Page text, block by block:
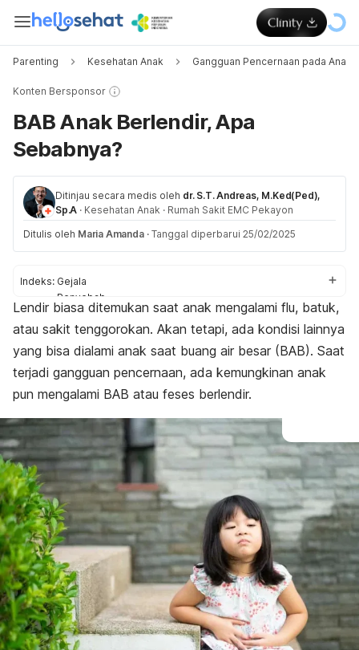
Parenting Kesehatan Anak Gangguan Pencernaan pada Anak
Konten Bersponsor
BAB Anak Berlendir, Apa
Sebabnya?
Ditinjau secara medis oleh dr. S.T. Andreas, M.Ked(Ped),
Sp.A · Kesehatan Anak · Rumah Sakit EMC Pekayon
Ditulis oleh Maria Amanda · Tanggal diperbarui 25/02/2025
Indeks: Gejala
Penyebab
Penanganan
Lendir biasa ditemukan saat anak mengalami flu, batuk,
atau sakit tenggorokan. Akan tetapi, ada kondisi lainnya
yang bisa dialami anak saat buang air besar (BAB). Saat
terjadi gangguan pencernaan, ada kemungkinan anak
pun mengalami BAB atau feses berlendir.